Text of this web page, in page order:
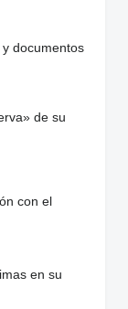
documentos
de su
con el
en su